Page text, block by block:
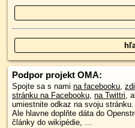
Podpor projekt OMA:
Spojte sa s nami na facebooku,
stránku na Facebooku, na Twittri,
umiestnite odkaz na svoju stránku.
Ale hlavne doplňte dáta do
články do wikipédie, ...